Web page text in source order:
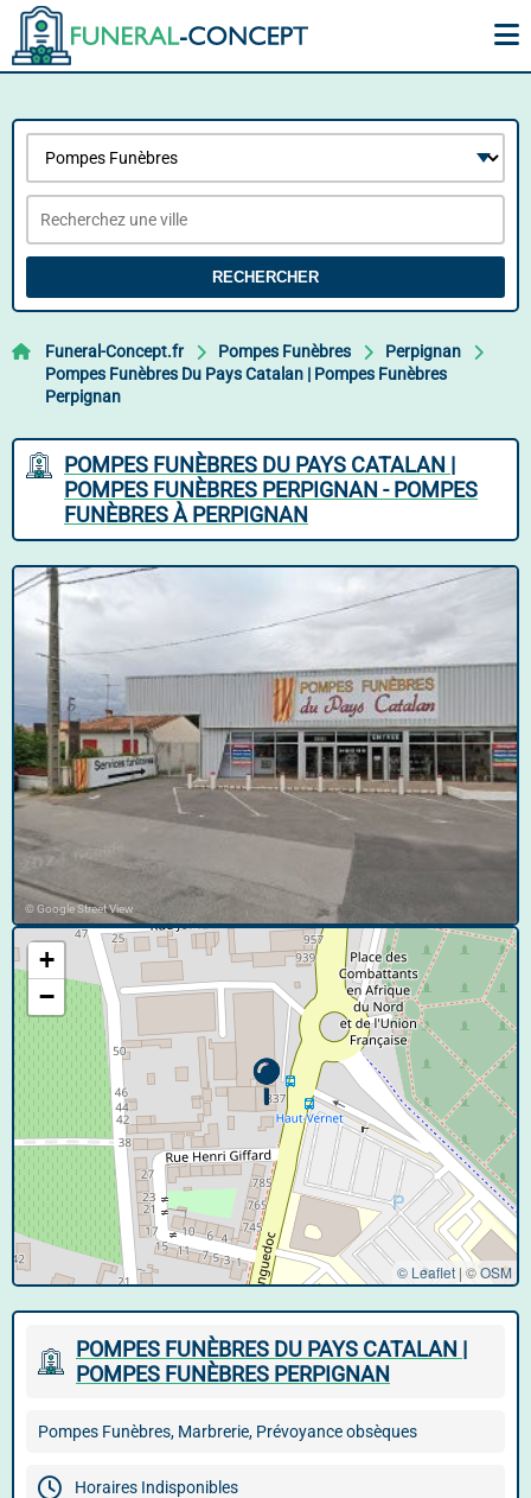
RECHERCHER
Funeral-Concept.fr Pompes Funèbres
Perpignan
Pompes Funèbres Du Pays Catalan | Pompes Funèbres
Perpignan
POMPES FUNÈBRES DU PAYS CATALAN |
POMPES FUNÈBRES PERPIGNAN - POMPES
FUNÈBRES À PERPIGNAN
© Google Street View
+
−
© Leaflet | ©OSM
POMPES FUNÈBRES DU PAYS CATALAN |
POMPES FUNÈBRES PERPIGNAN
Pompes Funèbres, Marbrerie, Prévoyance obsèques
Horaires Indisponibles